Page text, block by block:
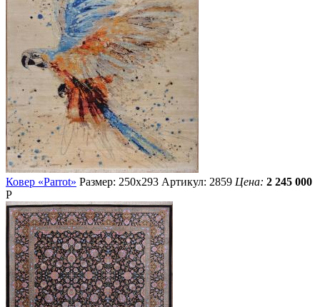
Ковер «Parrot» Размер: 250х293 Артикул: 2859 Цена: 2 245 000
Р